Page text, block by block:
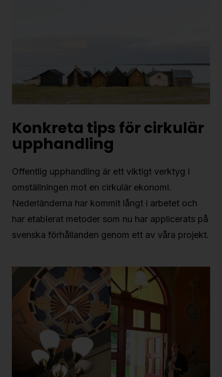
Konkreta tips för cirkulär
upphandling
Offentlig upphandling är ett viktigt verktyg i
omställningen mot en cirkulär ekonomi.
Nederländerna har kommit långt i arbetet och
har etablerat metoder som nu har applicerats på
svenska förhållanden genom ett av våra projekt.